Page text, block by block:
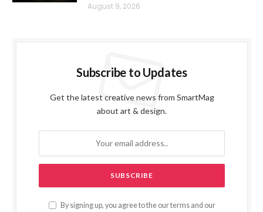
August 9, 2026
Subscribe to Updates
Get the latest creative news from SmartMag
about art & design.
By signing up, you agree to the our terms and our